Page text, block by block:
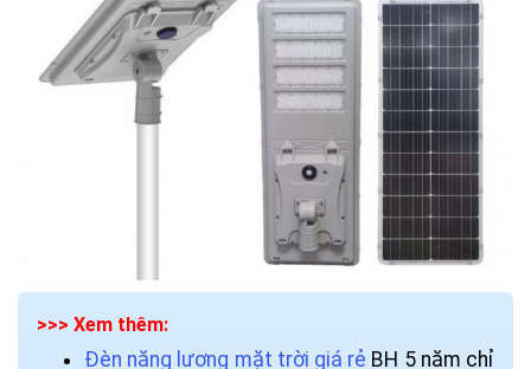
>>> Xem thêm:
Đèn năng lượng mặt trời giá rẻ BH 5 năm chỉ